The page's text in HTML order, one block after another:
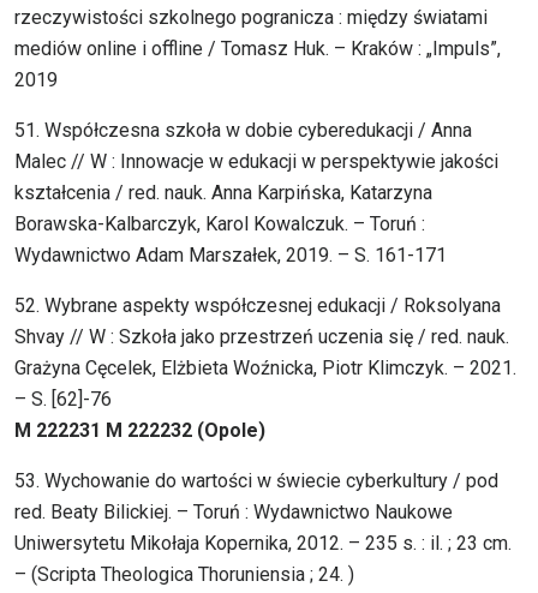
rzeczywistości szkolnego pogranicza : między światami
mediów online i offline / Tomasz Huk. – Kraków : „Impuls”,
2019
51. Współczesna szkoła w dobie cyberedukacji / Anna
Malec // W : Innowacje w edukacji w perspektywie jakości
kształcenia / red. nauk. Anna Karpińska, Katarzyna
Borawska-Kalbarczyk, Karol Kowalczuk. – Toruń :
Wydawnictwo Adam Marszałek, 2019. – S. 161-171
52. Wybrane aspekty współczesnej edukacji / Roksolyana
Shvay // W : Szkoła jako przestrzeń uczenia się / red. nauk.
Grażyna Cęcelek, Elżbieta Woźnicka, Piotr Klimczyk. – 2021.
– S. [62]-76
M 222231 M 222232 (Opole)
53. Wychowanie do wartości w świecie cyberkultury / pod
red. Beaty Bilickiej. – Toruń : Wydawnictwo Naukowe
Uniwersytetu Mikołaja Kopernika, 2012. – 235 s. : il. ; 23 cm.
– (Scripta Theologica Thoruniensia ; 24. )